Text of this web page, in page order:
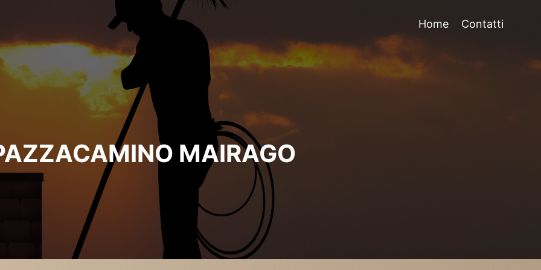
Home Contatti
MAIRAGO